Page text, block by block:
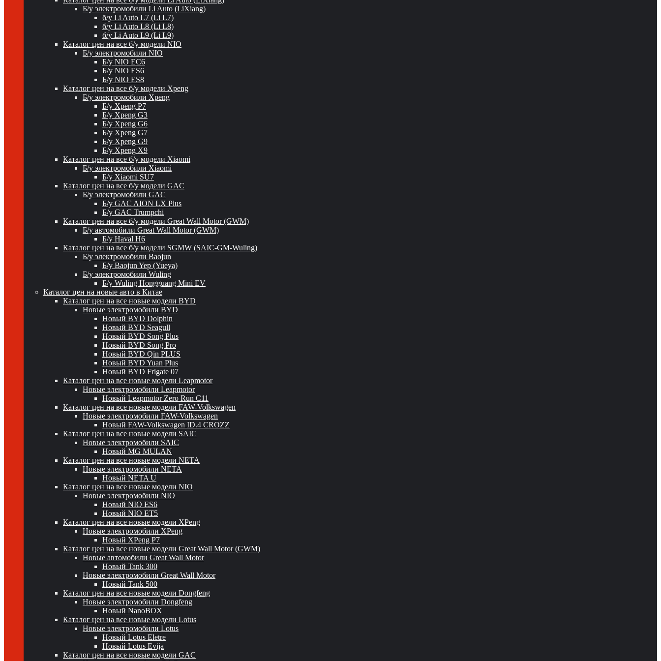
Б/у электромобили Li Auto (LiXiang)
б/у Li Auto L7 (Li L7)
б/у Li Auto L8 (Li L8)
б/у Li Auto L9 (Li L9)
Каталог цен на все б/у модели NIO
Б/у электромобили NIO
Б/у NIO EC6
Б/у NIO ES6
Б/у NIO ES8
Каталог цен на все б/у модели Xpeng
Б/у электромобили Xpeng
Б/у Xpeng P7
Б/у Xpeng G3
Б/у Xpeng G6
Б/у Xpeng G7
Б/у Xpeng G9
Б/у Xpeng X9
Каталог цен на все б/у модели Xiaomi
Б/у электромобили Xiaomi
Б/у Xiaomi SU7
Каталог цен на все б/у модели GAC
Б/у электромобили GAC
Б/у GAC AION LX Plus
Б/у GAC Trumpchi
Каталог цен на все б/у модели Great Wall Motor (GWM)
Б/у автомобили Great Wall Motor (GWM)
Б/у Haval H6
Каталог цен на все б/у модели SGMW (SAIC-GM-Wuling)
Б/у электромобили Baojun
Б/у Baojun Yep (Yueya)
Б/у электромобили Wuling
Б/у Wuling Hongguang Mini EV
Каталог цен на новые авто в Китае
Каталог цен на все новые модели BYD
Новые электромобили BYD
Новый BYD Dolphin
Новый BYD Seagull
Новый BYD Song Plus
Новый BYD Song Pro
Новый BYD Qin PLUS
Новый BYD Yuan Plus
Новый BYD Frigate 07
Каталог цен на все новые модели Leapmotor
Новые электромобили Leapmotor
Новый Leapmotor Zero Run C11
Каталог цен на все новые модели FAW-Volkswagen
Новые электромобили FAW-Volkswagen
Новый FAW-Volkswagen ID.4 CROZZ
Каталог цен на все новые модели SAIC
Новые электромобили SAIC
Новый MG MULAN
Каталог цен на все новые модели NETA
Новые электромобили NETA
Новый NETA U
Каталог цен на все новые модели NIO
Новые электромобили NIO
Новый NIO ES6
Новый NIO ET5
Каталог цен на все новые модели XPeng
Новые электромобили XPeng
Новый XPeng P7
Каталог цен на все новые модели Great Wall Motor (GWM)
Новые автомобили Great Wall Motor
Новый Tank 300
Новые электромобили Great Wall Motor
Новый Tank 500
Каталог цен на все новые модели Dongfeng
Новые электромобили Dongfeng
Новый NanoBOX
Каталог цен на все новые модели Lotus
Новые электромобили Lotus
Новый Lotus Eletre
Новый Lotus Evija
Каталог цен на все новые модели GAC